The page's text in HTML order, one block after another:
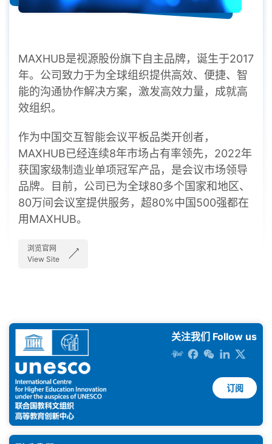
MAXHUB是视源股份旗下自主品牌，诞生于2017
年。公司致力于为全球组织提供高效、便捷、智
能的沟通协作解决方案，激发高效力量，成就高
效组织。
作为中国交互智能会议平板品类开创者，
MAXHUB已经连续8年市场占有率领先，2022年
获国家级制造业单项冠军产品，是会议市场领导
品牌。目前，公司已为全球80多个国家和地区、
80万间会议室提供服务，超80%中国500强都在
用MAXHUB。
浏览官网
View Site
关注我们 Follow us
订阅